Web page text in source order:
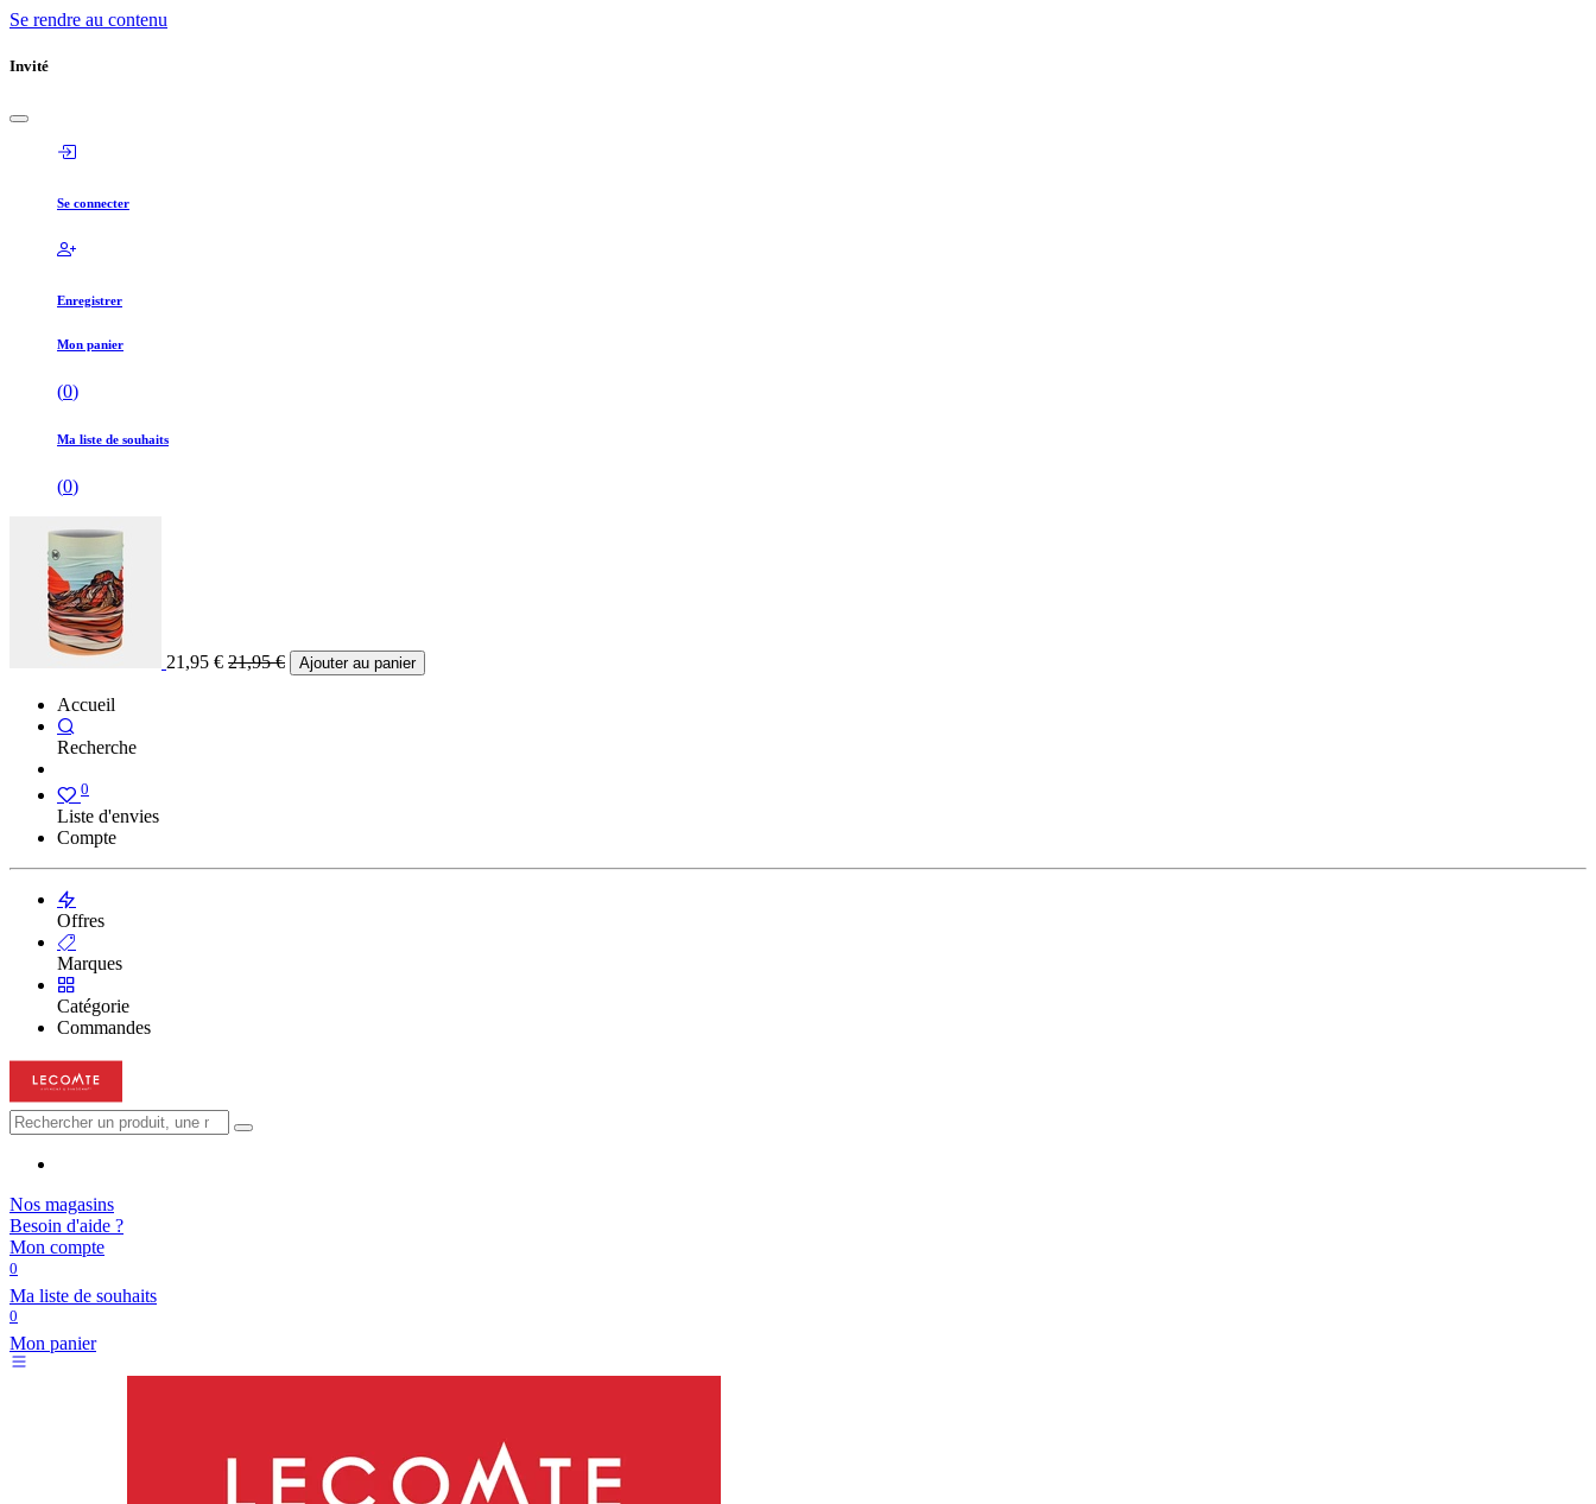
Se rendre au contenu
Invité
Se connecter
Enregistrer
Mon panier
(0)
Ma liste de souhaits
(0)
21,95 € 21,95€ Ajouter au panier
Accueil
Recherche
0
Liste d'envies
Compte
Offres
Marques
Catégorie
Commandes
Nos magasins
Besoin d'aide ?
Mon compte
0
Ma liste de souhaits
0
Mon panier